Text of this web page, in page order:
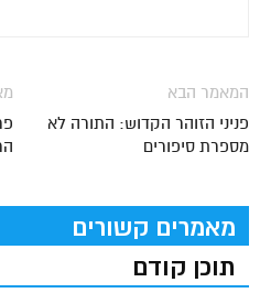
המאמר הבא
פניני הזוהר הקדוש: התורה לא
מספרת סיפורים
מאמרים קשורים
תוכן קודם